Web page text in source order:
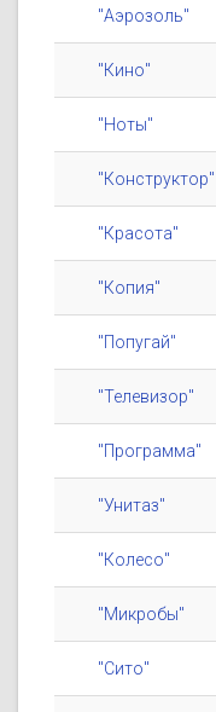
"Аэрозоль"
"Кино"
"Ноты"
"Конструктор"
"Красота"
"Копия"
"Попугай"
"Телевизор"
"Программа"
"Унитаз"
"Колесо"
"Микробы"
"Сито"